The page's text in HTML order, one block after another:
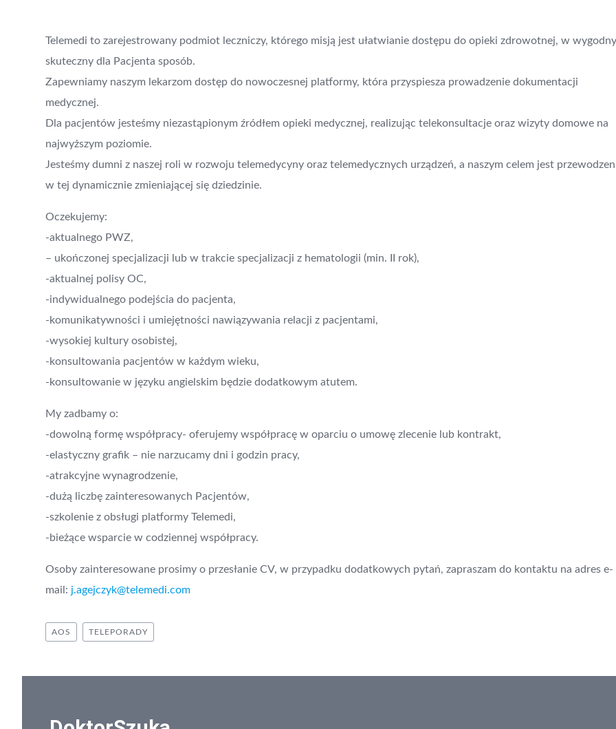
Telemedi to zarejestrowany podmiot leczniczy, którego misją jest ułatwianie dostępu do opieki zdrowotnej, w
skuteczny dla Pacjenta sposób.
Zapewniamy naszym lekarzom dostęp do nowoczesnej platformy, która przyspiesza prowadzenie dokumentacji
medycznej.
Dla pacjentów jesteśmy niezastąpionym źródłem opieki medycznej, realizując telekonsultacje oraz wizyty domowe na
najwyższym poziomie.
Jesteśmy dumni z naszej roli w rozwoju telemedycyny oraz telemedycznych urządzeń, a naszym celem jest
w tej dynamicznie zmieniającej się dziedzinie.
Oczekujemy:
-aktualnego PWZ,
– ukończonej specjalizacji lub w trakcie specjalizacji z hematologii (min. II rok),
-aktualnej polisy OC,
-indywidualnego podejścia do pacjenta,
-komunikatywności i umiejętności nawiązywania relacji z pacjentami,
-wysokiej kultury osobistej,
-konsultowania pacjentów w każdym wieku,
-konsultowanie w języku angielskim będzie dodatkowym atutem.
My zadbamy o:
-dowolną formę współpracy- oferujemy współpracę w oparciu o umowę zlecenie lub kontrakt,
-elastyczny grafik – nie narzucamy dni i godzin pracy,
-atrakcyjne wynagrodzenie,
-dużą liczbę zainteresowanych Pacjentów,
-szkolenie z obsługi platformy Telemedi,
-bieżące wsparcie w codziennej współpracy.
Osoby zainteresowane prosimy o przesłanie CV, w przypadku dodatkowych pytań, zapraszam do kontaktu na adres e-
mail: j.agejczyk@telemedi.com
AOS TELEPORADY